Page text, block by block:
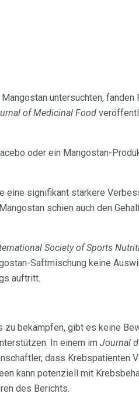
untersuchten, fanden
of Medicinal Food
oder ein Mangostan-
eine signifikant stärkere
schien auch den
Society of Sports
Saftmischung keine
auftritt.
zu bekämpfen, gibt es keine
In einem im Journal
dass Krebspatienten
kann potenziell mit
des Berichts.